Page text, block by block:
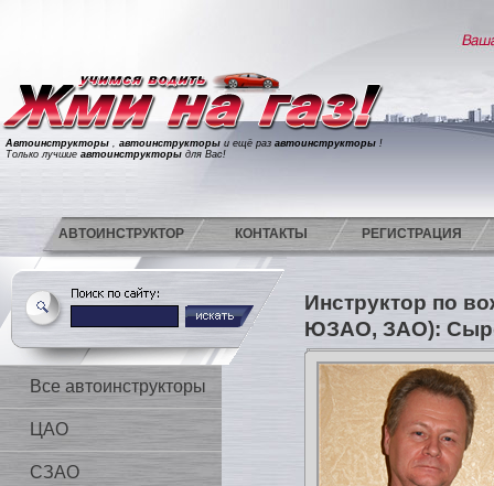
Автоинструкторы , автоинструкторы и ещё раз автоинструкторы !
Только лучшие автоинструкторы для Вас!
АВТОИНСТРУКТОР КОНТАКТЫ РЕГИСТРАЦИЯ
Все автоинструкторы
ЦАО
СЗАО
Инструктор по
ЮЗАО, ЗАО):